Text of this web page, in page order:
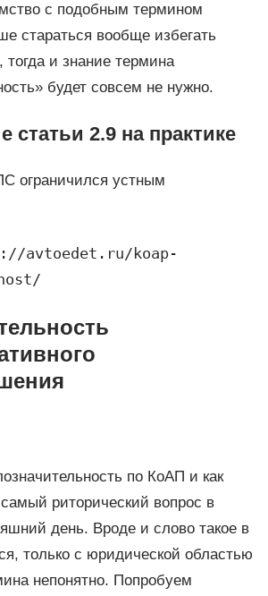
с подобным термином
стараться вообще избегать
и знание термина
будет совсем не нужно.
статьи 2.9 на практике
ограничился устным
avtoedet.ru/koap-
по КоАП и как
риторический вопрос в
день. Вроде и слово такое в
только с юридической областью
непонятно. Попробуем